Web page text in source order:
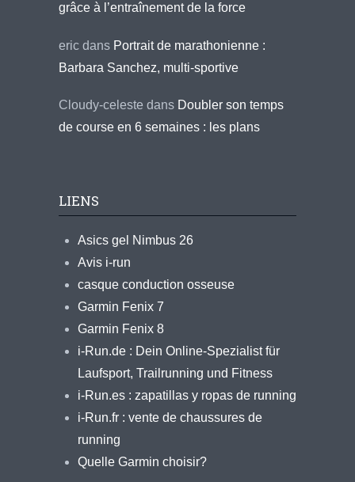
grâce à l’entraînement de la force
eric dans Portrait de marathonienne :
Barbara Sanchez, multi-sportive
Cloudy-celeste dans Doubler son temps
de course en 6 semaines : les plans
LIENS
Asics gel Nimbus 26
Avis i-run
casque conduction osseuse
Garmin Fenix 7
Garmin Fenix 8
i-Run.de : Dein Online-Spezialist für
Laufsport, Trailrunning und Fitness
i-Run.es : zapatillas y ropas de running
i-Run.fr : vente de chaussures de
running
Quelle Garmin choisir?